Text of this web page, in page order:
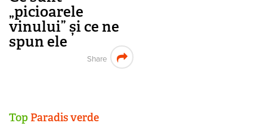
„picioarele
vinului” și ce ne
spun ele
Share
Top Paradis verde